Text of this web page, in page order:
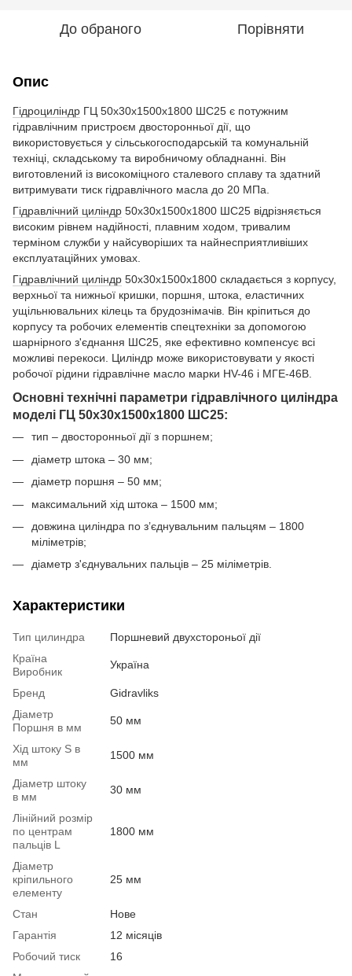
До обраного Порівняти
Опис
Гідроциліндр ГЦ 50х30х1500х1800 ШС25 є потужним
гідравлічним пристроєм двосторонньої дії, що
використовується у сільськогосподарській та комунальній
техніці, складському та виробничому обладнанні. Він
виготовлений із високоміцного сталевого сплаву та здатний
витримувати тиск гідравлічного масла до 20 МПа.
Гідравлічний циліндр 50х30х1500х1800 ШС25 відрізняється
високим рівнем надійності, плавним ходом, тривалим
терміном служби у найсуворіших та найнесприятливіших
експлуатаційних умовах.
Гідравлічний циліндр 50х30х1500х1800 складається з корпусу,
верхньої та нижньої кришки, поршня, штока, еластичних
ущільнювальних кілець та брудознімачів. Він кріпиться до
корпусу та робочих елементів спецтехніки за допомогою
шарнірного з'єднання ШС25, яке ефективно компенсує всі
можливі перекоси. Циліндр може використовувати у якості
робочої рідини гідравлічне масло марки HV-46 і МГЕ-46В.
Основні технічні параметри гідравлічного циліндра
моделі ГЦ 50х30х1500х1800 ШС25:
тип – двосторонньої дії з поршнем;
діаметр штока – 30 мм;
діаметр поршня – 50 мм;
максимальний хід штока – 1500 мм;
довжина циліндра по з’єднувальним пальцям – 1800
міліметрів;
діаметр з'єднувальних пальців – 25 міліметрів.
Характеристики
Тип цилиндра
Поршневий двухстороньої дії
Країна
Виробник
Україна
Бренд
Gidravliks
Діаметр
Поршня в мм
50 мм
Хід штоку S в
мм
1500 мм
Діаметр штоку
в мм
30 мм
Лінійний розмір
по центрам
пальців L
1800 мм
Діаметр
кріпильного
елементу
25 мм
Стан
Нове
Гарантія
12 місяців
Робочий тиск
16